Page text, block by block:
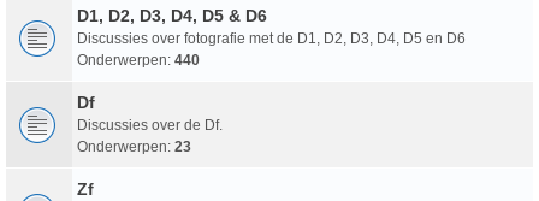
D1, D2, D3, D4, D5 & D6
Discussies over fotografie met de D1, D2, D3, D4, D5 en D6
Onderwerpen: 440
Df
Discussies over de Df.
Onderwerpen: 23
Zf